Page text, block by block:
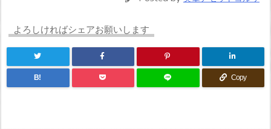
よろしければシェアお願いします
B! Copy